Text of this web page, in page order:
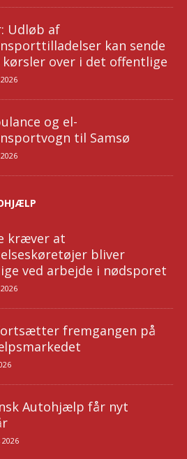
Udløb af
kan sende
kørsler over i det offentlige
og el-
til Samsø
kræver at
bliver
ved arbejde i nødsporet
fremgangen på
Autohjælp får nyt